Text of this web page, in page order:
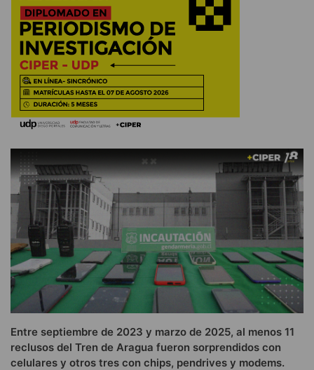
Entre septiembre de 2023 y marzo de 2025, al menos 11
reclusos del Tren de Aragua fueron sorprendidos con
celulares y otros tres con chips, pendrives y modems.